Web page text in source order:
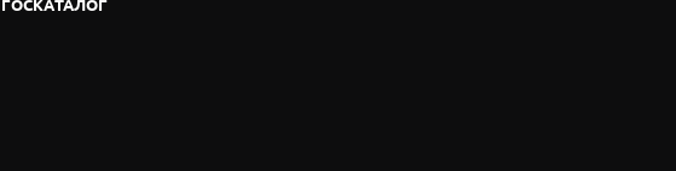
ГОСКАТАЛОГ